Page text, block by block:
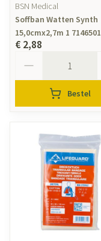
BSN Medical
Soffban Watten Synth
15,0cmx2,7m 1 7146501
€ 2,88
Bestel